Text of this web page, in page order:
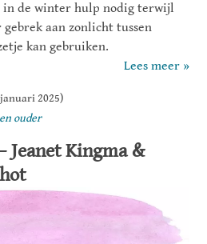
in de winter hulp nodig terwijl
aan zonlicht tussen
kan gebruiken.
Lees meer »
2025)
ouder
Jeanet Kingma &